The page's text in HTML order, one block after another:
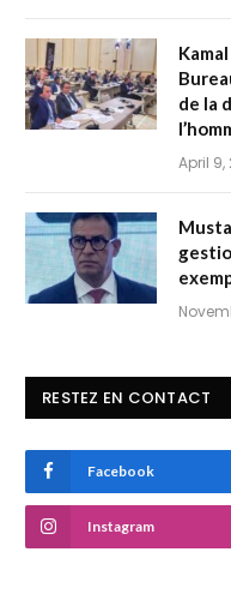
de la
April 9,
RESTEZ EN CONTACT
Facebook
Instagram